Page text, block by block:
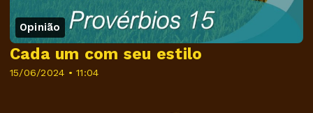
Opinião
15/06/2024 • 11:04
Cada um com seu estilo